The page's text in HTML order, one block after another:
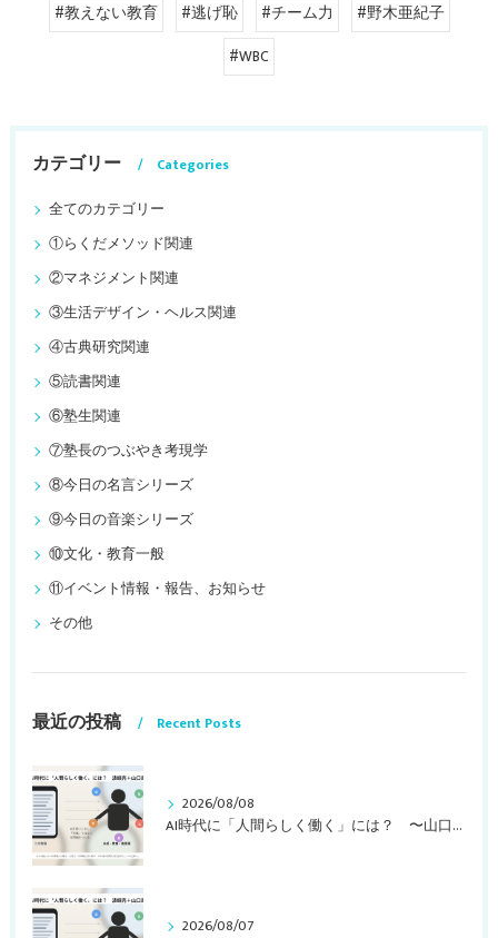
#教えない教育
#逃げ恥 #チーム力
#野木亜紀子
#WBC
カテゴリー
Categories
全てのカテゴリー
①らくだメソッド関連
②マネジメント関連
③生活デザイン・ヘルス関連
④古典研究関連
⑤読書関連
⑥塾生関連
⑦塾長のつぶやき考現学
⑧今日の名言シリーズ
⑨今日の音楽シリーズ
⑩文化・教育一般
⑪イベント情報・報告、お知らせ
その他
最近の投稿 Recent Posts
2026/08/08
AI時代に「人間らしく働く」には？ 〜山口周さんの対談動画・文字起こし（その２）〜
2026/08/07